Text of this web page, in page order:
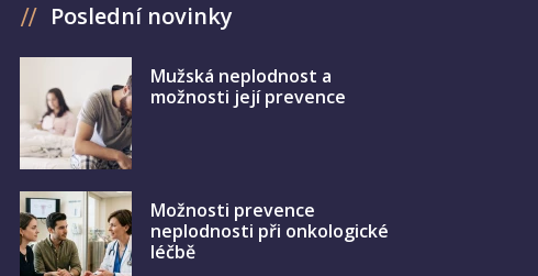
Poslední novinky
Mužská neplodnost a
možnosti její prevence
Možnosti prevence
neplodnosti při onkologické
léčbě